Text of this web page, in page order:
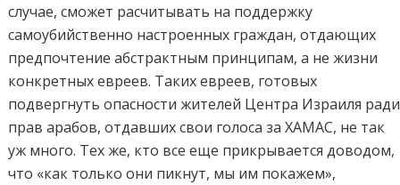
случае, сможет расчитывать на поддержку
самоубийственно настроенных граждан, отдающих
предпочтение абстрактным принципам, а не жизни
конкретных евреев. Таких евреев, готовых
подвергнуть опасности жителей Центра Израиля ради
прав арабов, отдавших свои голоса за ХАМАС, не так
уж много. Тех же, кто все еще прикрывается доводом,
что «как только они пикнут, мы им покажем»,